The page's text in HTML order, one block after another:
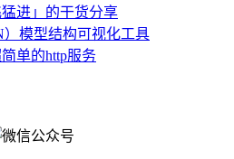
进」的干货分享
模型结构可视化工具
单的http服务